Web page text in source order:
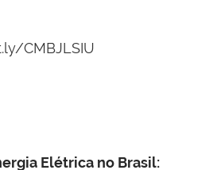
CMBJLSIU
Elétrica no Brasil: